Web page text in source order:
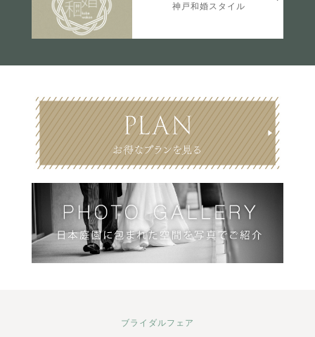
神戸和婚スタイル
ブライダルフェア